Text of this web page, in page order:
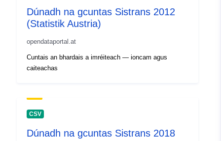
Dúnadh na gcuntas Sistrans 2012
(Statistik Austria)
opendataportal.at
Cuntais an bhardais a imréiteach — ioncam agus
caiteachas
CSV
Dúnadh na gcuntas Sistrans 2018